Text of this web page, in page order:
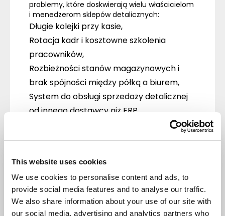
This website uses cookies
We use cookies to personalise content and ads, to
provide social media features and to analyse our traffic.
We also share information about your use of our site with
our social media, advertising and analytics partners who
problemy, które doskwierają wielu właścicielom
i menedżerom sklepów detalicznych:
Długie kolejki przy kasie,
Rotacja kadr i kosztowne szkolenia
pracowników,
Rozbieżności stanów magazynowych i
brak spójności między półką a biurem,
System do obsługi sprzedaży detalicznej
od innego dostawcy niż ERP.
integracjach Symfonii Detal z
konkretnymi urządzeniami peryferyjnymi.
niestandardowe rabaty oraz zwroty towarów.
Poruszona zostanie także kwestia nauki obsługi
kasy oraz skrócenia czasu obsługi klienta.
Zachęcamy do zapisów na stronie internetowej
Symfonii.